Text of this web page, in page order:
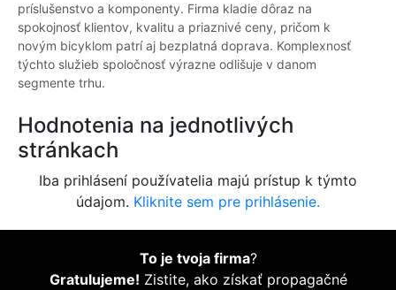
príslušenstvo a komponenty. Firma kladie dôraz na
spokojnosť klientov, kvalitu a priaznivé ceny, pričom k
novým bicyklom patrí aj bezplatná doprava. Komplexnosť
týchto služieb spoločnosť výrazne odlišuje v danom
segmente trhu.
Hodnotenia na jednotlivých
stránkach
Iba prihlásení používatelia majú prístup k týmto
údajom. Kliknite sem pre prihlásenie.
To je tvoja firma?
Gratulujeme! Zistite, ako získať propagačné